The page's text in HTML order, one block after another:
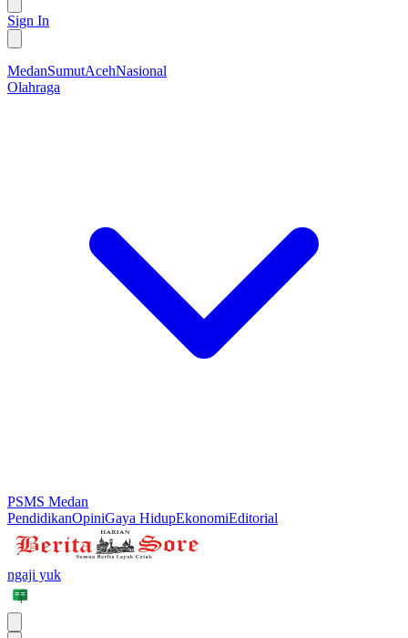
Sign In
MedanSumutAcehNasional
Olahraga
PSMS Medan
PendidikanOpiniGaya HidupEkonomiEditorial
ngaji yuk